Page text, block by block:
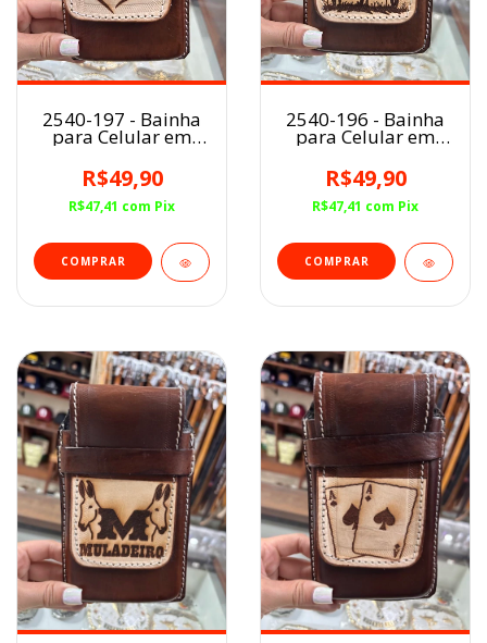
2540-197 - Bainha
para Celular em
R$49,90
R$47,41 com Pix
2540-196 - Bainha
para Celular em
R$49,90
R$47,41 com Pix